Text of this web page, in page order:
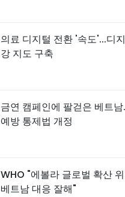
의료 디지털 전환 '속도'...디
강 지도 구축
금연 캠페인에 팔걷은 베트
예방 통제법 개정
WHO "에볼라 글로벌 확산
베트남 대응 잘해"